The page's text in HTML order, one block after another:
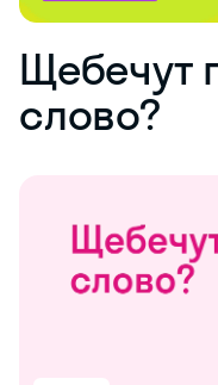
Щебечут
слово?